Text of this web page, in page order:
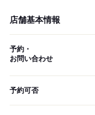
店舗基本情報
予約・
お問い合わせ
予約可否